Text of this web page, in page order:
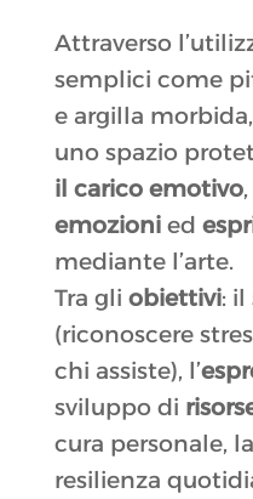
Attraverso
semplici come
e argilla
uno spazio
il carico emotivo,
emozionied
mediante l’arte.
Tra gli obiettivi: il
(riconoscere
chi assiste), l’
sviluppo di
cura personale,
resilienza